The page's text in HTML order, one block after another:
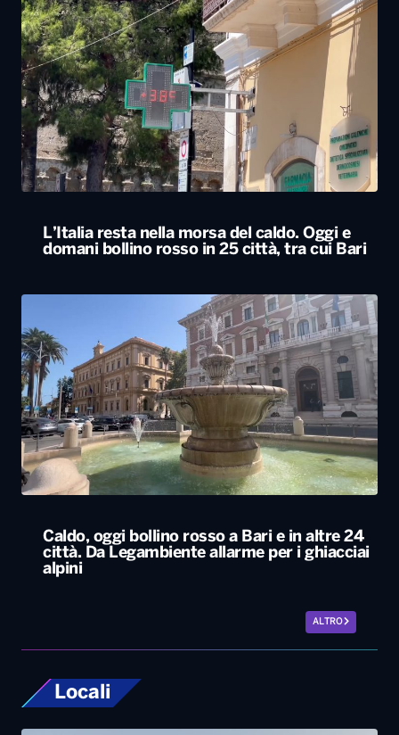
L’Italia resta nella morsa del caldo. Oggi e
domani bollino rosso in 25 città, tra cui Bari
Caldo, oggi bollino rosso a Bari e in altre 24
città. Da Legambiente allarme per i ghiacciai
alpini
ALTRO
Locali